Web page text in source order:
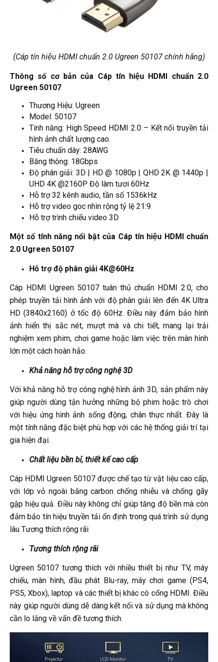
(Cáp tín hiệu HDMI chuẩn 2.0 Ugreen 50107 chính hãng)
Thông số cơ bản của Cáp tín hiệu HDMI chuẩn 2.0
Ugreen 50107
Thương Hiệu: Ugreen
Model: 50107
Tính năng: High Speed HDMI 2.0 – Kết nối truyền tải
hình ảnh chất lượng cao.
Tiêu chuẩn dây: 28AWG
Băng thông: 18Gbps
Độ phân giải: 3D | HD @ 1080p | QHD 2K @ 1440p |
UHD 4K @2160P Độ làm tươi 60Hz
Hỗ trợ 32 kênh audio, tần số 1536kHz
Hỗ trợ video goc nhìn rộng tỷ lệ 21:9.
Hỗ trợ trình chiếu video 3D
Một số tính năng nổi bật của Cáp tín hiệu HDMI chuẩn
2.0 Ugreen 50107
Hỗ trợ độ phân giải 4K@60Hz
Cáp HDMI Ugreen 50107 tuân thủ chuẩn HDMI 2.0, cho
phép truyền tải hình ảnh với độ phân giải lên đến 4K Ultra
HD (3840x2160) ở tốc độ 60Hz. Điều này đảm bảo hình
ảnh hiển thị sắc nét, mượt mà và chi tiết, mang lại trải
nghiệm xem phim, chơi game hoặc làm việc trên màn hình
lớn một cách hoàn hảo.
Khả năng hỗ trợ công nghệ 3D
Với khả năng hỗ trợ công nghệ hình ảnh 3D, sản phẩm này
giúp người dùng tận hưởng những bộ phim hoặc trò chơi
với hiệu ứng hình ảnh sống động, chân thực nhất. Đây là
một tính năng đặc biệt phù hợp với các hệ thống giải trí tại
gia hiện đại.
Chất liệu bền bỉ, thiết kế cao cấp
Cáp HDMI Ugreen 50107 được chế tạo từ vật liệu cao cấp,
với lớp vỏ ngoài bằng carbon chống nhiễu và chống gãy
gập hiệu quả. Điều này không chỉ giúp tăng độ bền mà còn
đảm bảo tín hiệu truyền tải ổn định trong quá trình sử dụng
lâu Tương thích rộng rãi
Tương thích rộng rãi
Ugreen 50107 tương thích với nhiều thiết bị như TV, máy
chiếu, màn hình, đầu phát Blu-ray, máy chơi game (PS4,
PS5, Xbox), laptop và các thiết bị khác có cổng HDMI. Điều
này giúp người dùng dễ dàng kết nối và sử dụng mà không
cần lo lắng về vấn đề tương thích.